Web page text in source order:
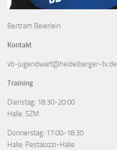
Bertram Beierlein
Kontakt
vb-jugendwart@heidelberger-tv.de
Training
Dienstag: 18:30-20:00
Halle: SZM
Donnerstag: 17:00-18:30
Halle: Pestalozzi-Halle